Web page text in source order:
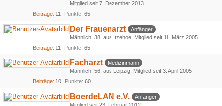
Mitglied seit 7. Dezember 2013
Beiträge 11 Punkte 65
Der Frauenarzt
Anfänger
Männlich 38 aus Itzehoe Mitglied seit 11. März 2005
Beiträge 11 Punkte 65
Facharzt
Medizinmann
Männlich 56 aus Leipzig Mitglied seit 3. April 2005
Beiträge 10 Punkte 60
BoerdeLAN e.V.
Anfänger
Mitglied seit 23. Februar 2012